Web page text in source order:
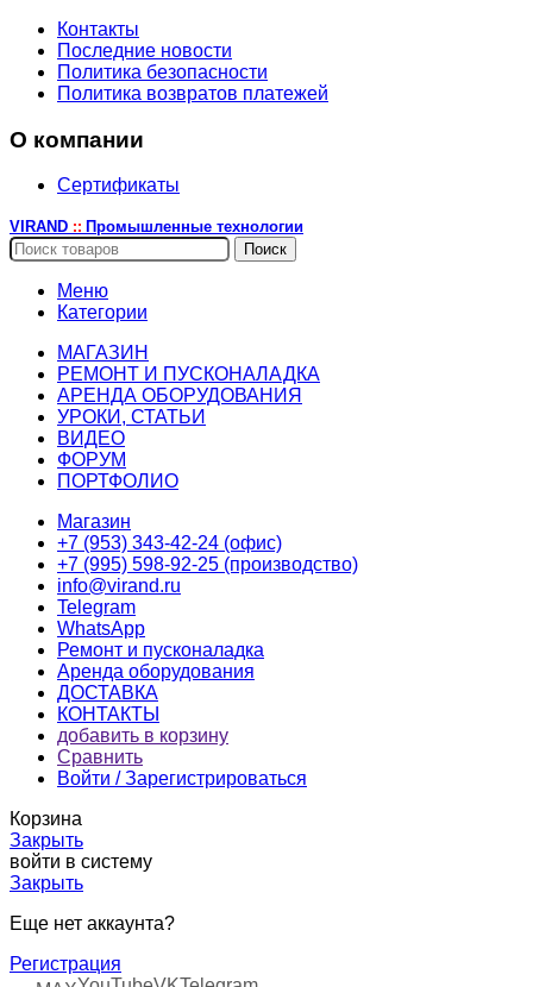
Контакты
Последние новости
Политика безопасности
Политика возвратов платежей
О компании
Сертификаты
VIRAND :: Промышленные технологии
Поиск
Меню
Категории
МАГАЗИН
РЕМОНТ И ПУСКОНАЛАДКА
АРЕНДА ОБОРУДОВАНИЯ
УРОКИ, СТАТЬИ
ВИДЕО
ФОРУМ
ПОРТФОЛИО
Магазин
+7 (953) 343-42-24 (офис)
+7 (995) 598-92-25 (производство)
info@virand.ru
Telegram
WhatsApp
Ремонт и пусконаладка
Аренда оборудования
ДОСТАВКА
КОНТАКТЫ
добавить в корзину
Сравнить
Войти / Зарегистрироваться
Корзина
Закрыть
войти в систему
Закрыть
Еще нет аккаунта?
Регистрация